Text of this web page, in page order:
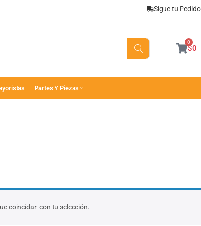
Sigue tu Pedido
$0
0
Partes Y Piezas
coincidan con tu selección.